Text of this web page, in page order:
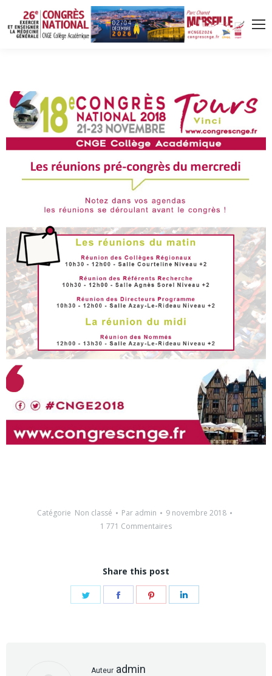
Catégorie Non classé Par admin
9 novembre 2018
1 771 Commentaires
Share this post
Auteur admin